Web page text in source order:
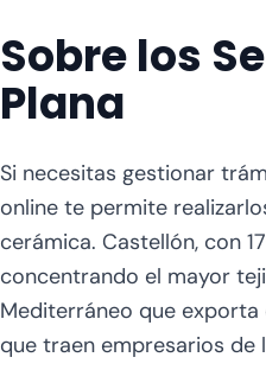
Sobre los
Plana
Si necesitas gestionar trámites notariales relacionados con Castellón de la Plana, el servicio de notario online te permite realizarlos desde cualquier lugar de España sin desplazarte a la capital mundial de la cerámica. Castellón, con 170.000 habitantes, es el epicentro global de la industria azulejera y cerámica, concentrando el mayor tejido empresarial del sector en Europa, con su estratégico Puerto del Mediterráneo que exporta cerámica a todo el mundo, y acogiendo ferias internacionales como Cevisama que traen empresarios de los cinco continentes. Ya seas un fabricante del sector cerámico, un exportador portuario, un inversor en naves industriales, o un heredero con propiedades en barrios como el Grao o Rafalafena, puedes realizar todas las operaciones notariales online sin viajar, buscar parking en el centro congestionado, o coordinar horarios con notarías físicas durante eventos como las fiestas de la Magdalena. ### Castellón de la Plana: Capital Mundial de la Cerámica Castellón de la Plana ostenta el título de capital mundial de la industria cerámica y azulejera, una distinción que no es meramente honorífica sino que refleja una realidad económica incontestable: la comarca de La Plana concentra el mayor cluster cerámico del planeta, produciendo más del 90% de la cerámica española y representando aproximadamente el 30% de la producción europea de baldosas cerámicas. Con más de 150 empresas fabricantes de azulejos, pavimentos cerámicos y productos relacionados, Castellón ha construido durante décadas un ecosistema industrial único que integra fabricación, diseño, innovación tecnológica, maquinaria especializada, esmaltes y fritas, logística, y comercialización internacional. Empresas familiares castellonenses como Pamesa, Tau, Vives, Keraben, Porcelanosa (con sede en Vila-real), Aparici, y decenas más, compiten y colaboran en un entorno de altísima especialización y calidad mundial. Esta concentración industrial genera una demanda masiva de servicios notariales especializados: constitución de sociedades limitadas para nuevas empresas cerámicas, fusiones y adquisiciones de fabricantes, ampliaciones de capital para inversiones en tecnología de cocción y digitalización, poderes notariales para administradores que representan a empresas en ferias internacionales, actas de junta general para empresas familiares del sector que pasan de generación en generación (muchas son tercera o cuarta generación), compraventa de naves industriales en polígonos especializados,